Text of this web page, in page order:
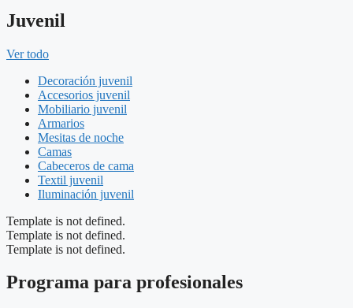
Juvenil
Ver todo
Decoración juvenil
Accesorios juvenil
Mobiliario juvenil
Armarios
Mesitas de noche
Camas
Cabeceros de cama
Textil juvenil
Iluminación juvenil
Template is not defined.
Template is not defined.
Template is not defined.
Programa para profesionales